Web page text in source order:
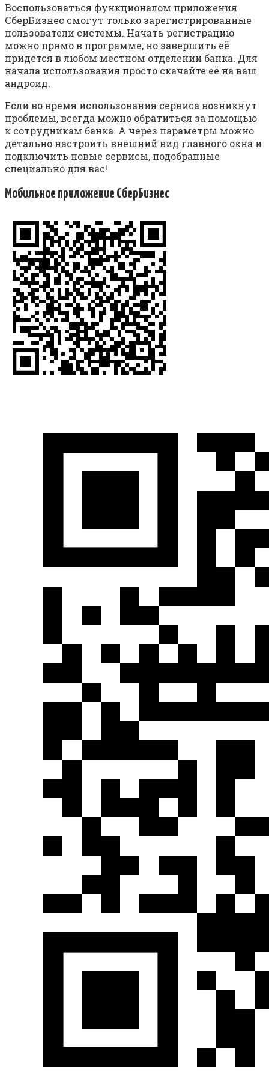
Воспользоваться функционалом приложения
СберБизнес смогут только зарегистрированные
пользователи системы. Начать регистрацию
можно прямо в программе, но завершить её
придется в любом местном отделении банка. Для
начала использования просто скачайте её на ваш
андроид.
Если во время использования сервиса возникнут
проблемы, всегда можно обратиться за помощью
к сотрудникам банка. А через параметры можно
детально настроить внешний вид главного окна и
подключить новые сервисы, подобранные
специально для вас!
Мобильное приложение СберБизнес